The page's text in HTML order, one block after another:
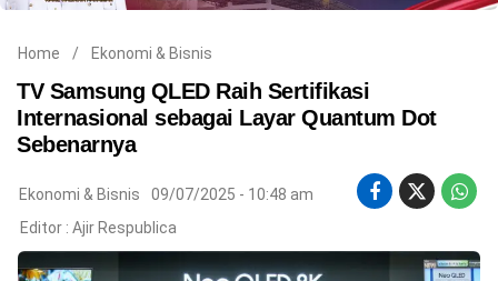
2026
.
Right
Reserved
Home / Ekonomi & Bisnis
TV Samsung QLED Raih Sertifikasi
Internasional sebagai Layar Quantum Dot
Sebenarnya
Ekonomi & Bisnis
09/07/2025 - 10:48 am
Editor : Ajir Respublica